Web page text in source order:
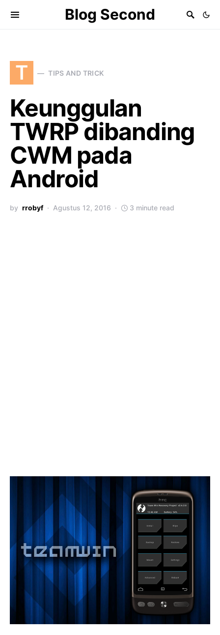
Blog Second
T TIPS AND TRICK
Keunggulan
TWRP dibanding
CWM pada
Android
by rrobyf Agustus 12, 2016 3 minute read